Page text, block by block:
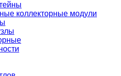
коллекторные модули